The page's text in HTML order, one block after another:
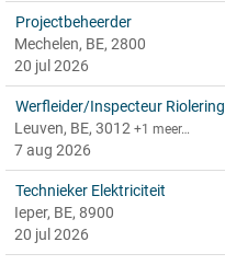
Projectbeheerder
Mechelen, BE, 2800
20 jul 2026
Werfleider/Inspecteur Riolering
Leuven, BE, 3012 +1 meer…
7 aug 2026
Technieker Elektriciteit
Ieper, BE, 8900
20 jul 2026